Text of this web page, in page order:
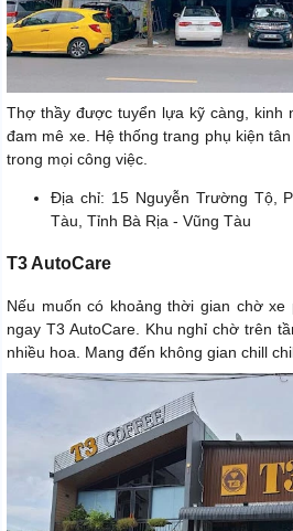
Thợ thầy được tuyển lựa kỹ càng, kinh
đam mê xe. Hệ thống trang phụ kiện
trong mọi công việc.
Địa chỉ: 15 Nguyễn Trường Tộ,
Tàu, Tỉnh Bà Rịa - Vũng Tàu
T3 AutoCare
Nếu muốn có khoảng thời gian chờ
ngay T3 AutoCare. Khu nghỉ chờ trên
nhiều hoa. Mang đến không gian chill